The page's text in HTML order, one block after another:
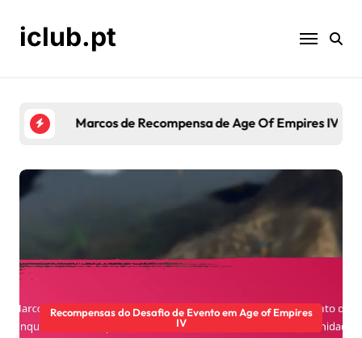
contenticlub.pt
Marcos de Recompensa de Age Of Empires IV:
Recompensas do Desafio de Evento em Age of Empires
IV